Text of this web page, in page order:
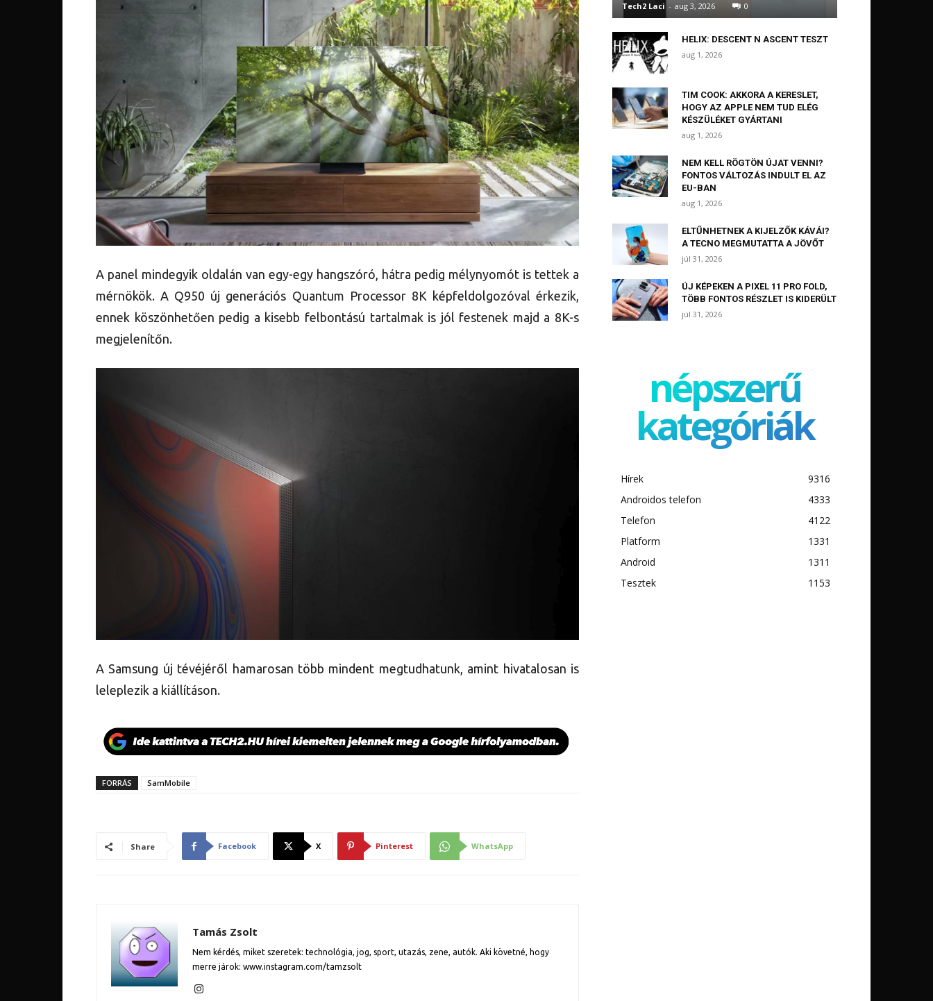
A panel mindegyik oldalán van egy-egy hangszóró, hátra pedig mélynyomót is tettek a
mérnökök. A Q950 új generációs Quantum Processor 8K képfeldolgozóval érkezik,
ennek köszönhetően pedig a kisebb felbontású tartalmak is jól festenek majd a 8K-s
megjelenítőn.
A Samsung új tévéjéről hamarosan több mindent megtudhatunk, amint hivatalosan is
leleplezik a kiállításon.
FORRÁS SamMobile
Share Facebook X Pinterest WhatsApp
Tamás Zsolt
Nem kérdés, miket szeretek: technológia, jog, sport, utazás, zene, autók. Aki követné, hogy
merre járok: www.instagram.com/tamzsolt
Tech2 Laci - aug 3, 2026 0
HELIX: DESCENT N ASCENT TESZT
aug 1, 2026
TIM COOK: AKKORA A KERESLET,
HOGY AZ APPLE NEM TUD ELÉG
KÉSZÜLÉKET GYÁRTANI
aug 1, 2026
NEM KELL RÖGTÖN ÚJAT VENNI?
FONTOS VÁLTOZÁS INDULT EL AZ
EU-BAN
aug 1, 2026
ELTŰNHETNEK A KIJELZŐK KÁVÁI?
A TECNO MEGMUTATTA A JÖVŐT
júl 31, 2026
ÚJ KÉPEKEN A PIXEL 11 PRO FOLD,
TÖBB FONTOS RÉSZLET IS KIDERÜLT
júl 31, 2026
népszerű
kategóriák
Hírek
9316
Androidos telefon
4333
Telefon
4122
Platform
1331
Android
1311
Tesztek
1153